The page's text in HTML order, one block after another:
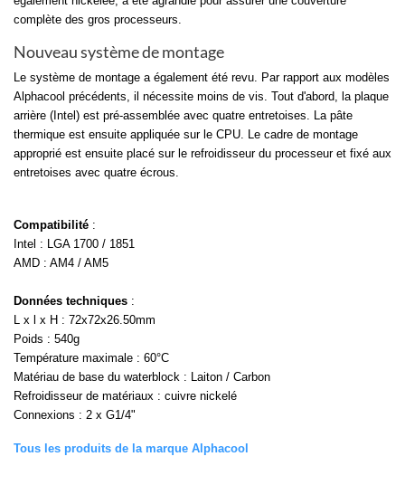
complète des gros processeurs.
Nouveau système de montage
Le système de montage a également été revu. Par rapport aux modèles
Alphacool précédents, il nécessite moins de vis. Tout d'abord, la plaque
arrière (Intel) est pré-assemblée avec quatre entretoises. La pâte
thermique est ensuite appliquée sur le CPU. Le cadre de montage
approprié est ensuite placé sur le refroidisseur du processeur et fixé aux
entretoises avec quatre écrous.
Compatibilité :
Intel : LGA 1700 / 1851
AMD : AM4 / AM5
Données techniques :
L x l x H : 72x72x26.50mm
Poids : 540g
Température maximale : 60°C
Matériau de base du waterblock : Laiton / Carbon
Refroidisseur de matériaux : cuivre nickelé
Connexions : 2 x G1/4"
Tous les produits de la marque Alphacool